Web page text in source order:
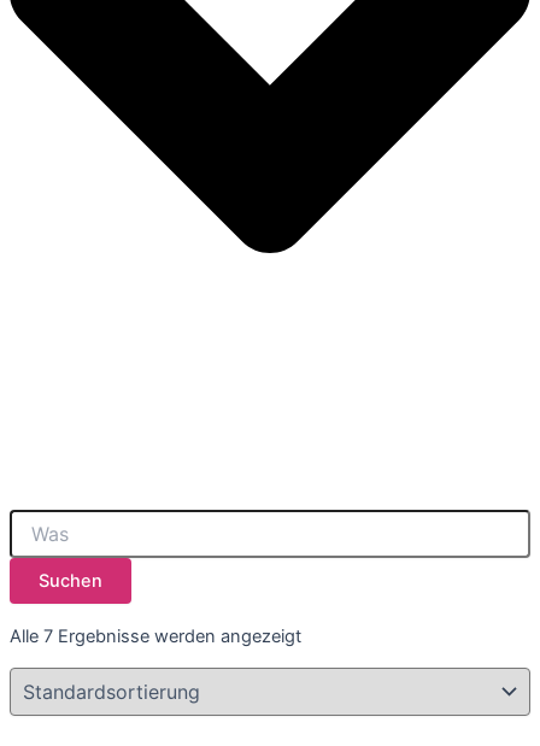
Suchen
Alle 7 Ergebnisse werden angezeigt